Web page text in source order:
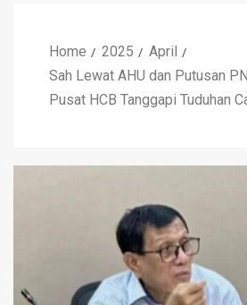
Home 2025
April
Sah Lewat AHU dan Putusan
Pusat HCB Tanggapi Tuduhan